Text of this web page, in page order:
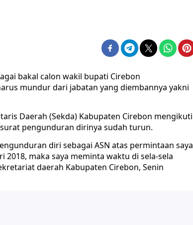
bakal calon wakil bupati Cirebon
mundur dari jabatan yang diembannya yakni
Daerah (Sekda) Kabupaten Cirebon mengikuti
pengunduran dirinya sudah turun.
diri sebagai ASN atas permintaan saya
maka saya meminta waktu di sela-sela
daerah Kabupaten Cirebon, Senin